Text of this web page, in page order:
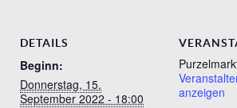
DETAILS
Beginn:
Donnerstag, 15.
September 2022 - 18:00
anzeigen